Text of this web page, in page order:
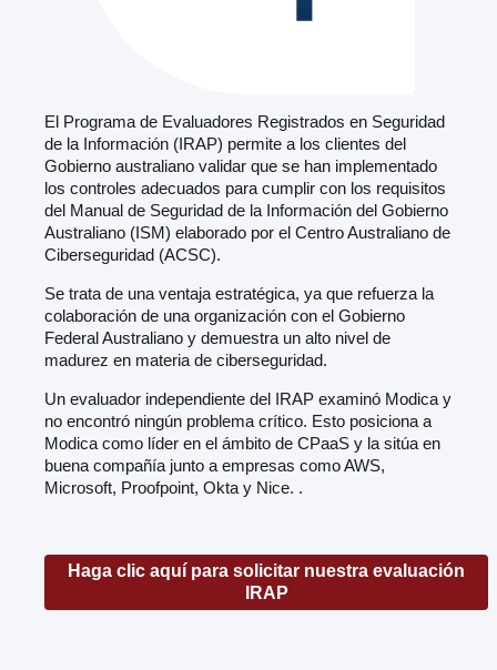
El Programa de Evaluadores Registrados en Seguridad
de la Información (IRAP) permite a los clientes del
Gobierno australiano validar que se han implementado
los controles adecuados para cumplir con los requisitos
del Manual de Seguridad de la Información del Gobierno
Australiano (ISM) elaborado por el Centro Australiano de
Ciberseguridad (ACSC).
Se trata de una ventaja estratégica, ya que refuerza la
colaboración de una organización con el Gobierno
Federal Australiano y demuestra un alto nivel de
madurez en materia de ciberseguridad.
Un evaluador independiente del IRAP examinó Modica y
no encontró ningún problema crítico. Esto posiciona a
Modica como líder en el ámbito de CPaaS y la sitúa en
buena compañía junto a empresas como AWS,
Microsoft, Proofpoint, Okta y Nice. .
Haga clic aquí para solicitar nuestra evaluación
IRAP